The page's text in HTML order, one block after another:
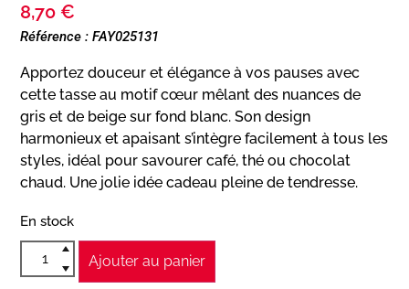
8,70 €
Référence : FAY025131
Apportez douceur et élégance à vos pauses avec
cette tasse au motif cœur mêlant des nuances de
gris et de beige sur fond blanc. Son design
harmonieux et apaisant s’intègre facilement à tous les
styles, idéal pour savourer café, thé ou chocolat
chaud. Une jolie idée cadeau pleine de tendresse.
En stock
Ajouter au panier